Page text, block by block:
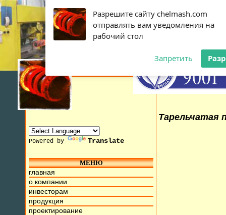
Разрешите сайту chelmash.com
отправлять вам уведомления на
рабочий стол
Запретить
Powered by Translate
МЕНЮ
главная
о компании
инвесторам
продукция
проектирование
Тарельчатая
из проволоки от 0,1мм. до 70мм., тарельчатые с